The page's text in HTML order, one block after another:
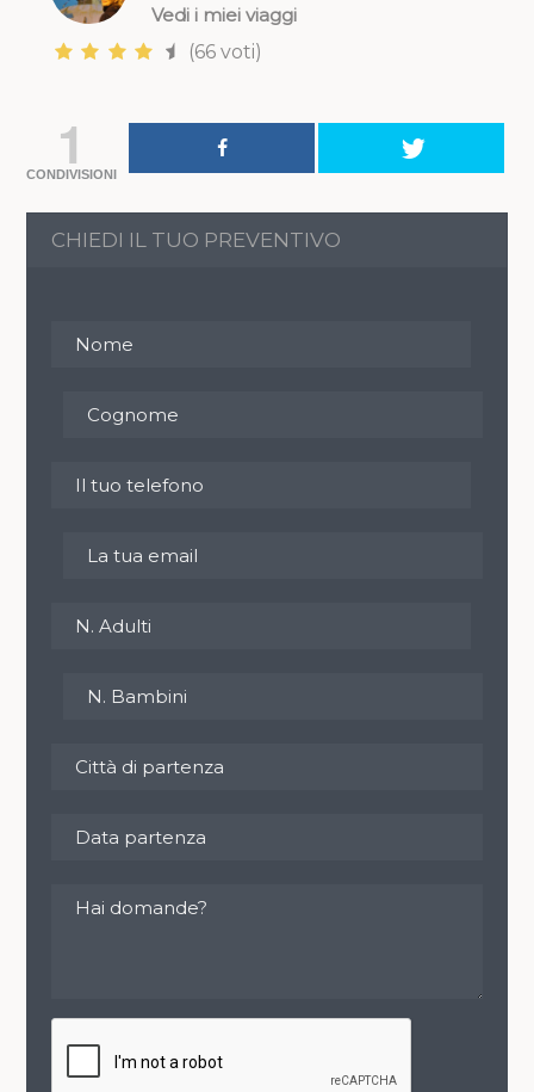
Vedi i miei viaggi
(66 voti)
1
CONDIVISIONI
CHIEDI IL TUO PREVENTIVO